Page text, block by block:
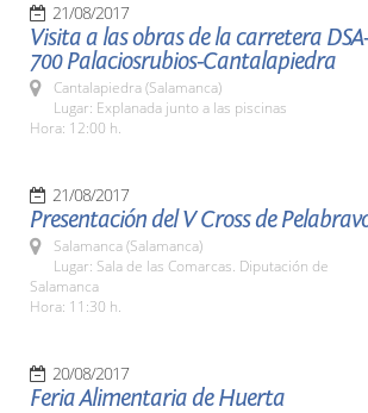
21/08/2017
Visita a las obras de la carretera DSA-
700 Palaciosrubios-Cantalapiedra
Cantalapiedra (Salamanca)
Lugar: Explanada junto a las piscinas
Hora: 12:00 h.
21/08/2017
Presentación del V Cross de
Salamanca (Salamanca)
Lugar: Sala de las Comarcas. Diputación de
Salamanca
Hora: 11:30 h.
20/08/2017
Feria Alimentaria de Huerta